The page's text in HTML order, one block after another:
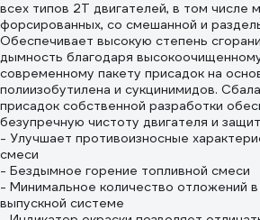
всех типов 2T двигателей, в том числе
форсированных, со смешанной и
Обеспечивает высокую степень
дымность благодаря
современному пакету присадок на
полиизобутилена и сукцинимидов.
присадок собственной разработки
безупречную чистоту двигателя и
- Улучшает противоизносные
смеси
- Бездымное горение топливной смеси
- Минимальное количество отложений
выпускной системе